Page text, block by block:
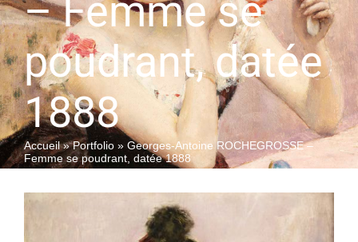
QUI SOMMES-NOUS
– Femme se
poudrant, datée
1888
Accueil»Portfolio » Georges-Antoine ROCHEGROSSE –
Femme se poudrant, datée 1888